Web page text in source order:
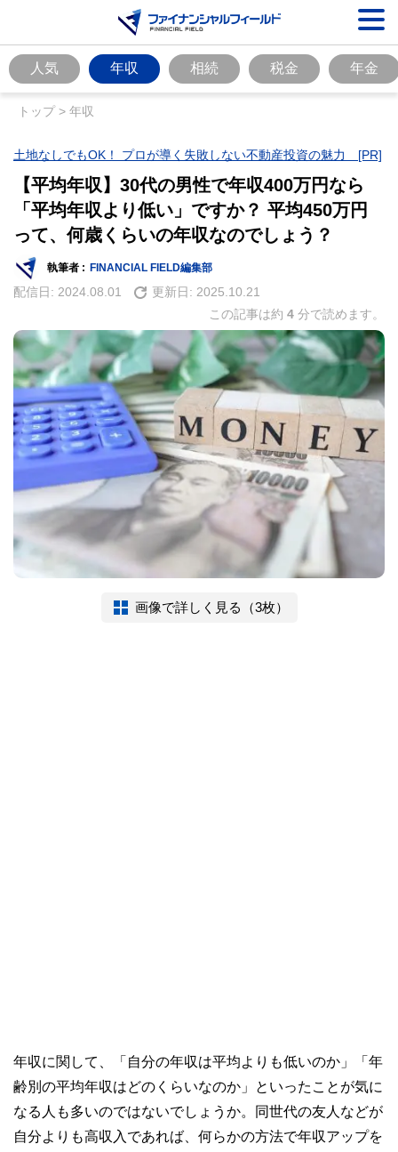
人気 年収 相続 税金 年金
トップ> 年収
土地なしでもOK！ プロが導く失敗しない不動産投資の魅力 [PR]
【平均年収】30代の男性で年収400万円なら
「平均年収より低い」ですか？ 平均450万円
って、何歳くらいの年収なのでしょう？
執筆者 : FINANCIAL FIELD編集部
配信日: 2024.08.01 更新日: 2025.10.21
この記事は約 4 分で読めます。
画像で詳しく見る（3枚）
年収に関して、「自分の年収は平均よりも低いのか」「年
齢別の平均年収はどのくらいなのか」といったことが気に
なる人も多いのではないでしょうか。同世代の友人などが
自分よりも高収入であれば、何らかの方法で年収アップを